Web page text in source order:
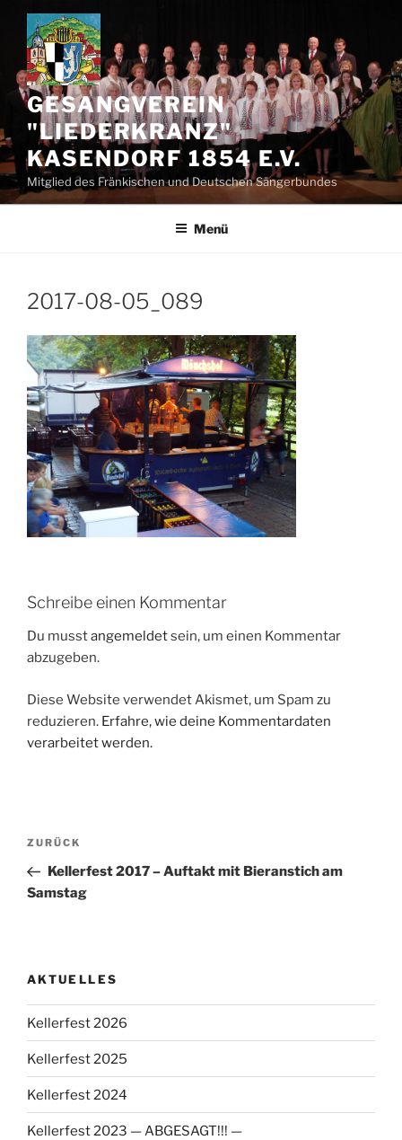
Zum
Inhalt
springen
GESANGVEREIN
"LIEDERKRANZ"
KASENDORF 1854 E.V.
Mitglied des Fränkischen und Deutschen Sängerbundes
Menü
2017-08-05_089
Schreibe einen Kommentar
Du musstangemeldetsein, um einen Kommentar
abzugeben.
Diese Website verwendet Akismet, um Spam zu
reduzieren. Erfahre, wie deine Kommentardaten
verarbeitet werden.
Beitragsnavigation
Vorheriger
Beitrag
ZURÜCK
Kellerfest 2017 – Auftakt mit Bieranstich am
Samstag
AKTUELLES
Kellerfest 2026
Kellerfest 2025
Kellerfest 2024
Kellerfest 2023 — ABGESAGT!!! —